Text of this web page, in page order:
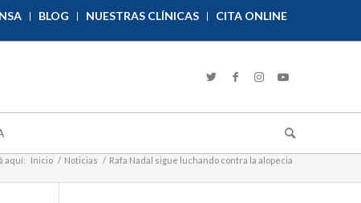
BLOG NUESTRAS CLÍNICAS CITA ONLINE
aquí: Inicio / Noticias / Rafa Nadal sigue luchando contra la alopecia